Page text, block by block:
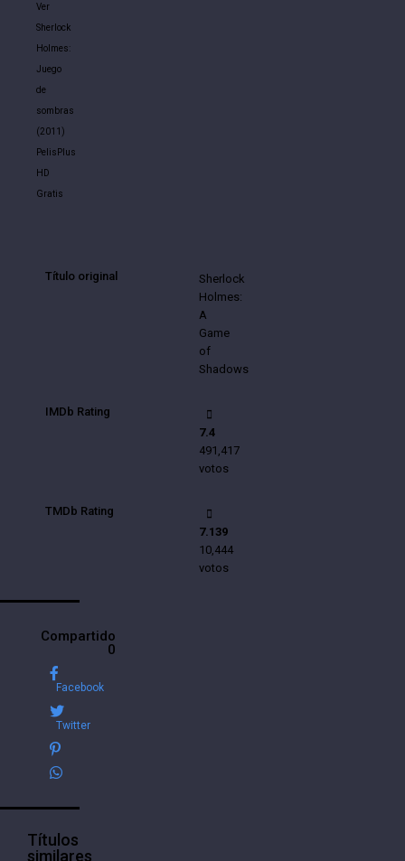
Ver
Sherlock
Holmes:
Juego
de
sombras
(2011)
PelisPlus
HD
Gratis
Título original
Sherlock
Holmes:
A
Game
of
Shadows
IMDb Rating
7.4
491,417
votos
TMDb Rating
7.139
10,444
votos
Compartido
0
Facebook
Twitter
Títulos
similares